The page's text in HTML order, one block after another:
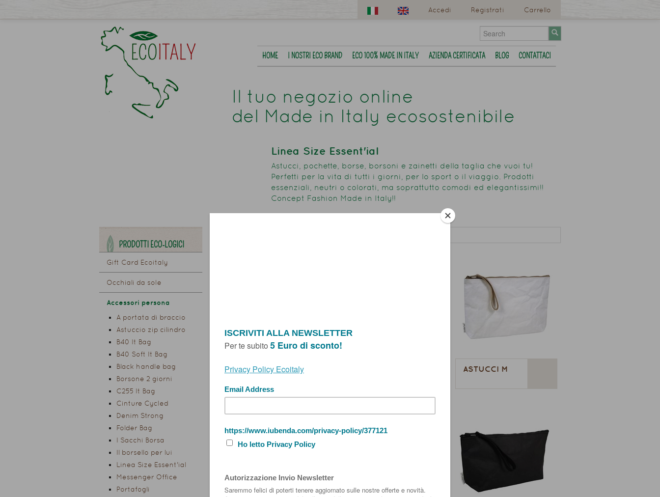
Accedi Registrati Carrello
HOME I NOSTRI ECO BRAND ECO 100% MADE IN ITALY AZIENDA CERTIFICATA BLOG CONTATTACI
Il tuo negozio online
del Made in Italy ecosostenibile
Linea Size Essent'ial
Astucci, pochette, borse, borsoni e zainetti della taglia che vuoi tu!
Perfetti per la vita di tutti i giorni, per lo sport o il viaggio. Prodotti
essenziali, neutri o colorati, ma soprattutto comodi ed elegantissimi!!
Concept Fashion Made in Italy!!
PRODOTTI ECO-LOGICI
Gift Card Ecoitaly
Occhiali da sole
Accessori persona
A portata di braccio
Astuccio zip cilindro
B40 It Bag
B40 Soft It Bag
Black handle bag
Borsone 2 giorni
C255 It Bag
Cinture Cycled
Denim Strong
Folder Bag
I Sacchi Borsa
Il borsello per lui
Linea Size Essent'ial
Messenger Office
Portafogli
ZIP CILINDRO ASTUCCI M